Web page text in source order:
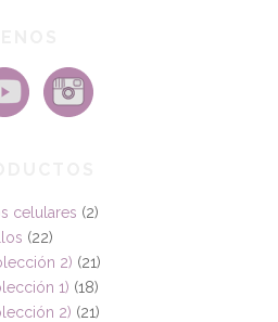
celulares (2)
(22)
2) (21)
1) (18)
2) (21)